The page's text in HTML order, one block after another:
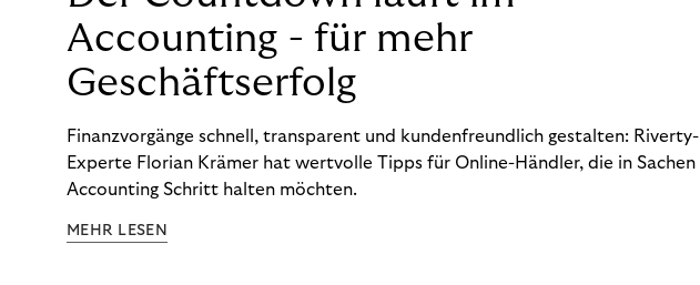
Accounting - für mehr
Geschäftserfolg
Finanzvorgänge schnell, transparent und kundenfreundlich gestalten: Riverty-
Experte Florian Krämer hat wertvolle Tipps für Online-Händler, die in Sachen
Accounting Schritt halten möchten.
MEHR LESEN